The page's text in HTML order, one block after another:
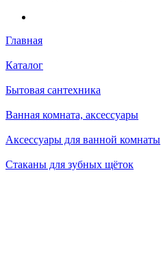
Главная
Каталог
Бытовая сантехника
Ванная комната, аксессуары
Аксессуары для ванной комнаты
Стаканы для зубных щёток